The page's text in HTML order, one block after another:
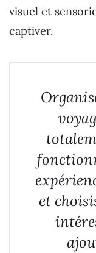
visuel et
captiver.
et